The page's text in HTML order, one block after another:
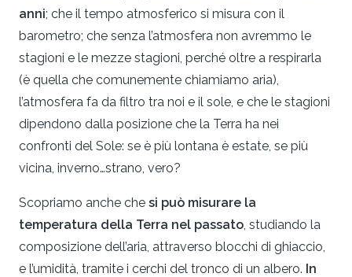
anni; che il tempo atmosferico si misura con il
barometro; che senza l’atmosfera non avremmo le
stagioni e le mezze stagioni, perché oltre a respirarla
(è quella che comunemente chiamiamo aria),
l’atmosfera fa da filtro tra noi e il sole, e che le stagioni
dipendono dalla posizione che la Terra ha nei
confronti del Sole: se è più lontana è estate, se più
vicina, inverno…strano, vero?
Scopriamo anche che si può misurare la
temperatura della Terra nel passato , studiando la
composizione dell’aria, attraverso blocchi di ghiaccio,
e l’umidità, tramite i cerchi del tronco di un albero. In